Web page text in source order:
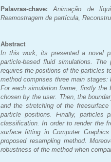
Palavras-chave:Animação de
Reamostragem de partícula,
Abstract
In this work, its presented a novel
particle-based fluid simulations.
requires the positions of the particles
method comprises three main stages:
For each simulation frame, firstly the
chosen by the user. Then, the
and the stretching of the
particle positions. Finally, particles
classification. In order to render the
surface fitting in Computer
proposed resampling method.
robustness of the method when